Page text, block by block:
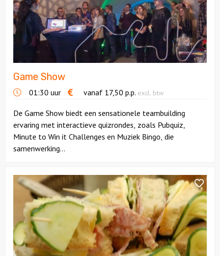
Game Show
01:30 uur vanaf 17,50 p.p. excl. btw
De Game Show biedt een sensationele teambuilding
ervaring met interactieve quizrondes, zoals Pubquiz,
Minute to Win it Challenges en Muziek Bingo, die
samenwerking...
Bekijk
Floating